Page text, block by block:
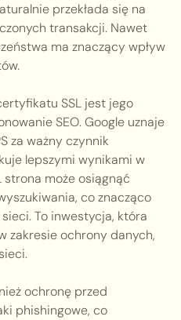
przekłada się na
transakcji. Nawet
ma znaczący wpływ
SSL jest jego
SEO. Google uznaje
za ważny czynnik
lepszymi wynikami w
strona może osiągnąć
co znacząco
To inwestycja, która
zakresie ochrony danych,
ochronę przed
phishingowe, co